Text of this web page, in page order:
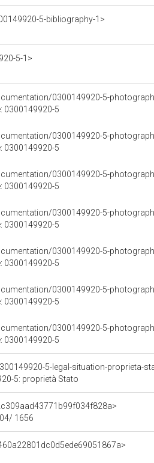
5-bibliography-1>
5-1>
0300149920-5-
0300149920-5
0300149920-5-
0300149920-5
0300149920-5-
0300149920-5
0300149920-5-
0300149920-5
0300149920-5-
0300149920-5
0300149920-5-
0300149920-5
0300149920-5-
0300149920-5
5-legal-situation-proprieta-
5: proprietà Stato
1656